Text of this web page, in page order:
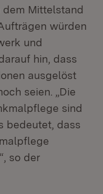
Mittelstand
würden
und
hin, dass
ausgelöst
seien. „Die
sind
bedeutet, dass
so der